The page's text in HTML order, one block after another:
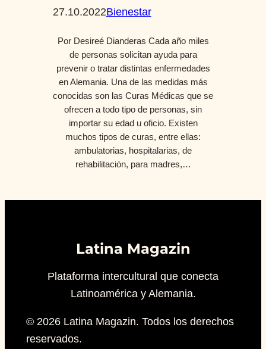
27.10.2022Bienestar
Por Desireé Dianderas Cada año miles
de personas solicitan ayuda para
prevenir o tratar distintas enfermedades
en Alemania. Una de las medidas más
conocidas son las Curas Médicas que se
ofrecen a todo tipo de personas, sin
importar su edad u oficio. Existen
muchos tipos de curas, entre ellas:
ambulatorias, hospitalarias, de
rehabilitación, para madres,…
Latina Magazin
Plataforma intercultural que conecta
Latinoamérica y Alemania.
© 2026 Latina Magazin. Todos los derechos
reservados.